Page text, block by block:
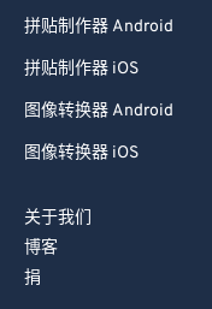
拼贴制作器 Android
拼贴制作器 iOS
图像转换器 Android
图像转换器 iOS
关于我们
博客
捐